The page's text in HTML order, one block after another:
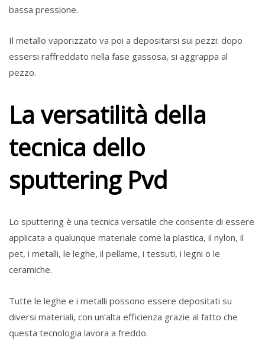
bassa pressione.
Il metallo vaporizzato va poi a depositarsi sui pezzi: dopo
essersi raffreddato nella fase gassosa, si aggrappa al
pezzo.
La versatilità della
tecnica dello
sputtering Pvd
Lo sputtering è una tecnica versatile che consente di essere
applicata a qualunque materiale come la plastica, il nylon, il
pet, i metalli, le leghe, il pellame, i tessuti, i legni o le
ceramiche.
Tutte le leghe e i metalli possono essere depositati su
diversi materiali, con un’alta efficienza grazie al fatto che
questa tecnologia lavora a freddo.